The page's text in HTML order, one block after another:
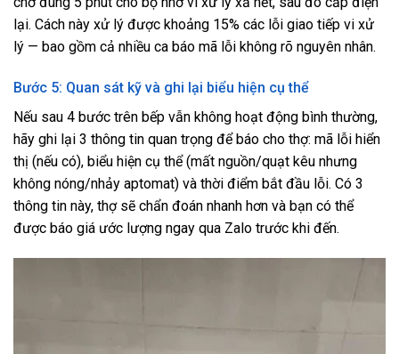
lại. Cách này xử lý được khoảng 15% các lỗi giao tiếp vi xử
lý — bao gồm cả nhiều ca báo mã lỗi không rõ nguyên nhân.
Bước 5: Quan sát kỹ và ghi lại biểu hiện cụ thể
Nếu sau 4 bước trên bếp vẫn không hoạt động bình thường,
hãy ghi lại 3 thông tin quan trọng để báo cho thợ: mã lỗi hiển
thị (nếu có), biểu hiện cụ thể (mất nguồn/quạt kêu nhưng
không nóng/nhảy aptomat) và thời điểm bắt đầu lỗi. Có 3
thông tin này, thợ sẽ chẩn đoán nhanh hơn và bạn có thể
được báo giá ước lượng ngay qua Zalo trước khi đến.